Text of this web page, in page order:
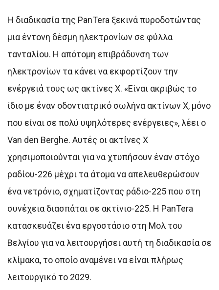
Η διαδικασία της PanTera ξεκινά πυροδοτώντας
μια έντονη δέσμη ηλεκτρονίων σε φύλλα
τανταλίου. Η απότομη επιβράδυνση των
ηλεκτρονίων τα κάνει να εκφορτίζουν την
ενέργειά τους ως ακτίνες Χ. «Είναι ακριβώς το
ίδιο με έναν οδοντιατρικό σωλήνα ακτίνων Χ, μόνο
που είναι σε πολύ υψηλότερες ενέργειες», λέει ο
Van den Berghe. Αυτές οι ακτίνες Χ
χρησιμοποιούνται για να χτυπήσουν έναν στόχο
ραδίου-226 μέχρι τα άτομα να απελευθερώσουν
ένα νετρόνιο, σχηματίζοντας ράδιο-225 που στη
συνέχεια διασπάται σε ακτίνιο-225. Η PanTera
κατασκευάζει ένα εργοστάσιο στη Μολ του
Βελγίου για να λειτουργήσει αυτή τη διαδικασία σε
κλίμακα, το οποίο αναμένει να είναι πλήρως
λειτουργικό το 2029.